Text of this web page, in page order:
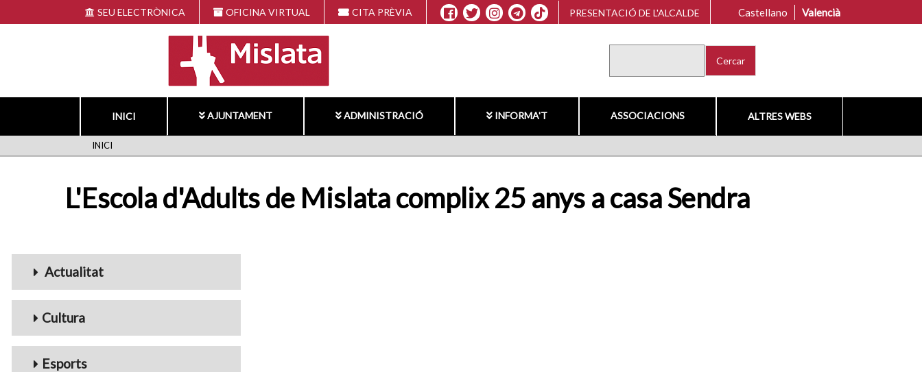
al
SEU ELECTRÒNICA OFICINA VIRTUAL CITA PRÈVIA PRESENTACIÓ DE L'ALCALDE Castellano Valencià
INICI AJUNTAMENT ADMINISTRACIÓ INFORMA'T ASSOCIACIONS ALTRES WEBS
FIL
D'ARIADNA
INICI
L'Escola d'Adults de Mislata complix 25 anys a casa Sendra
Menu_Videos
Actualitat
Cultura
Esports